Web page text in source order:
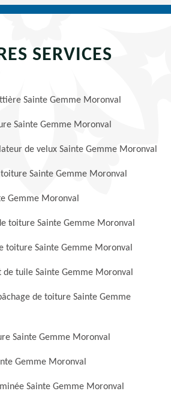
SERVICES
Sainte Gemme Moronval
Sainte Gemme Moronval
de velux Sainte Gemme Moronval
Sainte Gemme Moronval
Gemme Moronval
toiture Sainte Gemme Moronval
toiture Sainte Gemme Moronval
de tuile Sainte Gemme Moronval
de toiture Sainte Gemme
Sainte Gemme Moronval
Gemme Moronval
Sainte Gemme Moronval